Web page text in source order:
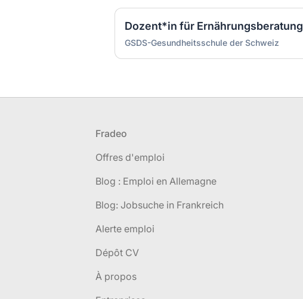
Dozent*in für Ernährungsberatung
GSDS-Gesundheitsschule der Schweiz
Fradeo
Offres d'emploi
Blog : Emploi en Allemagne
Blog: Jobsuche in Frankreich
Alerte emploi
Dépôt CV
À propos